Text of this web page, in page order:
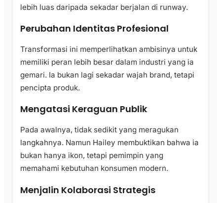
lebih luas daripada sekadar berjalan di runway.
Perubahan Identitas Profesional
Transformasi ini memperlihatkan ambisinya untuk
memiliki peran lebih besar dalam industri yang ia
gemari. Ia bukan lagi sekadar wajah brand, tetapi
pencipta produk.
Mengatasi Keraguan Publik
Pada awalnya, tidak sedikit yang meragukan
langkahnya. Namun Hailey membuktikan bahwa ia
bukan hanya ikon, tetapi pemimpin yang
memahami kebutuhan konsumen modern.
Menjalin Kolaborasi Strategis